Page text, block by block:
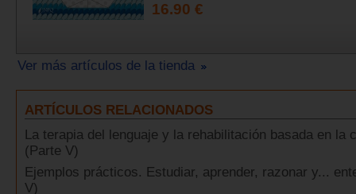
16.90 €
Ver más artículos de la tienda
ARTÍCULOS RELACIONADOS
La terapia del lenguaje y la rehabilitación basada en la
(Parte V)
Ejemplos prácticos. Estudiar, aprender, razonar y...
V)